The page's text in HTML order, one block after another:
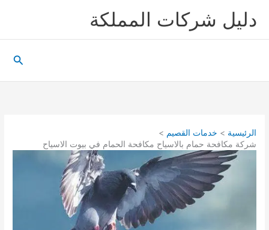
دليل شركات المملكة
الرئيسية
خدمات القصيم
شركة مكافحة حمام بالاسياح مكافحة الحمام في بيوت الاسياح